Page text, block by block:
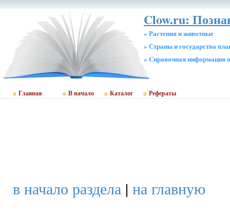
Clow.ru:
» Растения и животные
» Страны и государства
» Cправочная информация
Главная В начало Каталог Рефераты
в начало раздела | на главную